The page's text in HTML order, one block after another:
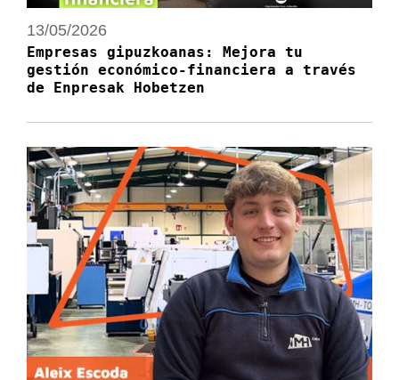
13/05/2026
Empresas gipuzkoanas: Mejora tu
gestión económico-financiera a través
de Enpresak Hobetzen